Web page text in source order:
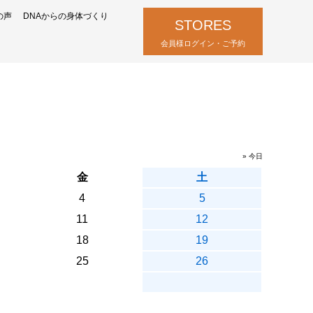
声 DNAからの身体づくり
STORES
会員様ログイン・ご予約
» 今日
金
土
4
5
11
12
18
19
25
26